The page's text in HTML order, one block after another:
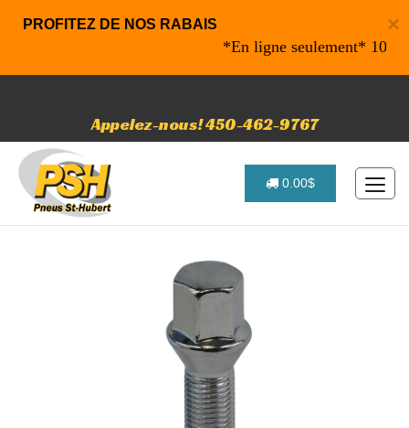
×
PROFITEZ DE NOS RABAIS
*En ligne seulement* 10% de
Appelez-nous! 450-462-9767
0.00$